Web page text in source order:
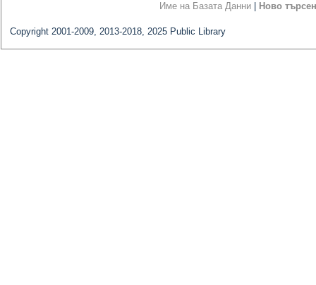
Име на Базата Данни Ново
Copyright 2001-2009, 2013-2018, 2025 Public Library